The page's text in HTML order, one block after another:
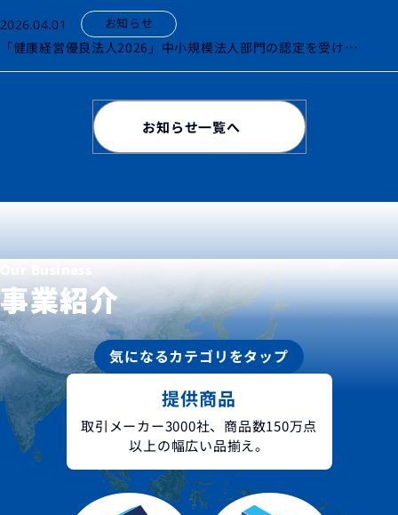
2026.04.01 お知らせ
「健康経営優良法人2026」中小規模法人部門の認定を受けま
した。
お知らせ一覧へ
Our Business
事業紹介
気になるカテゴリをタップ
提供商品
取引メーカー3000社、商品数150万点
以上の幅広い品揃え。